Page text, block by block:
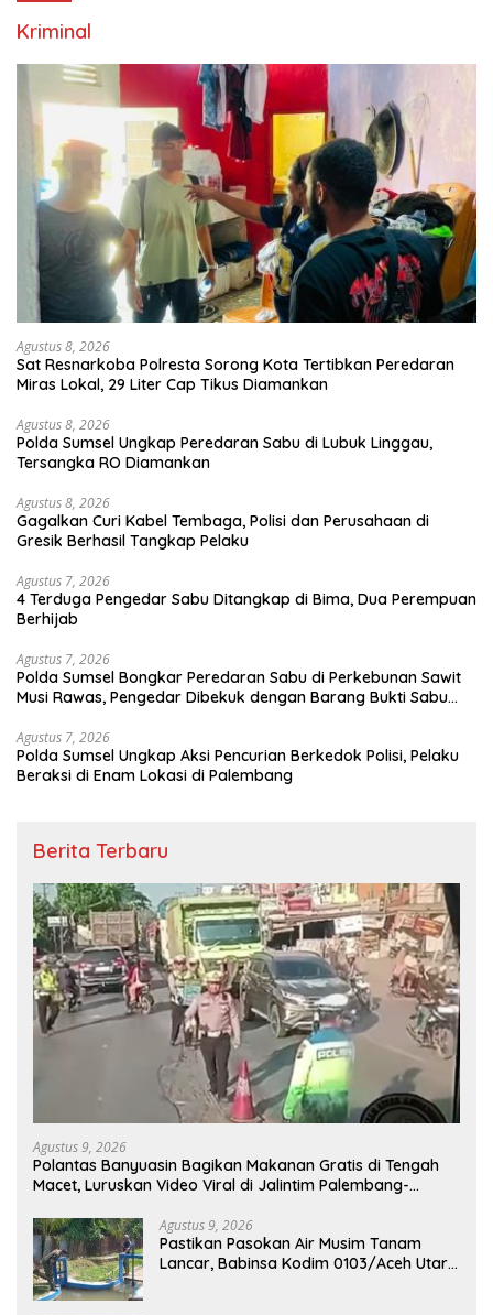
Kriminal
Agustus 8, 2026
Sat Resnarkoba Polresta Sorong Kota Tertibkan Peredaran
Miras Lokal, 29 Liter Cap Tikus Diamankan
Agustus 8, 2026
Polda Sumsel Ungkap Peredaran Sabu di Lubuk Linggau,
Tersangka RO Diamankan
Agustus 8, 2026
Gagalkan Curi Kabel Tembaga, Polisi dan Perusahaan di
Gresik Berhasil Tangkap Pelaku
Agustus 7, 2026
4 Terduga Pengedar Sabu Ditangkap di Bima, Dua Perempuan
Berhijab
Agustus 7, 2026
Polda Sumsel Bongkar Peredaran Sabu di Perkebunan Sawit
Musi Rawas, Pengedar Dibekuk dengan Barang Bukti Sabu
Agustus 7, 2026
Polda Sumsel Ungkap Aksi Pencurian Berkedok Polisi, Pelaku
Beraksi di Enam Lokasi di Palembang
Berita Terbaru
Agustus 9, 2026
Polantas Banyuasin Bagikan Makanan Gratis di Tengah
Macet, Luruskan Video Viral di Jalintim Palembang-
Agustus 9, 2026
Pastikan Pasokan Air Musim Tanam
Lancar, Babinsa Kodim 0103/Aceh Utara